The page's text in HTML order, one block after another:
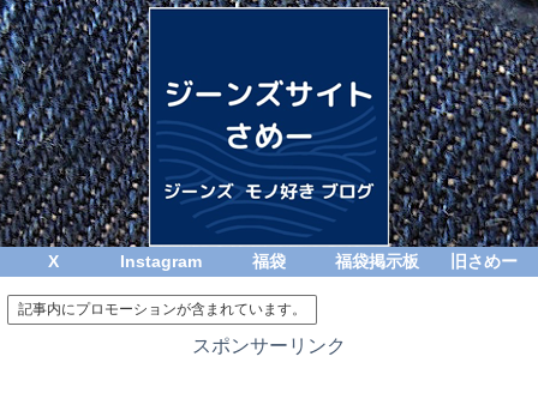
X Instagram 福袋 福袋掲示板 旧さめー
記事内にプロモーションが含まれています。
スポンサーリンク